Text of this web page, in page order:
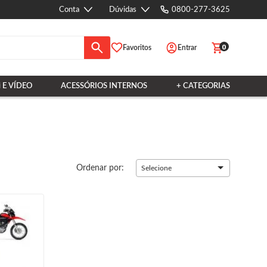
Conta Dúvidas 0800-277-3625
Favoritos Entrar 0
E VÍDEO ACESSÓRIOS INTERNOS + CATEGORIAS
Ordenar por: Selecione